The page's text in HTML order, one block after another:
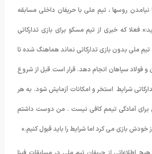
نیامدن روسها ، تیم ملی با حریفان داخلی مسابقه
فعلا که خبری از تیم مسکو برای بازی تدارکاتی
تیم ملی بدون بازی تدارکاتی نماند هماهنگ شده تا
و فولاد سپاهان انجام دهد. قرار است قبل از شروع
تدارکاتی شرایط استخر و امکانات آزمایش شود. به هر
برای آمادگی تیمم کافی نیست . من دوست داشتم
خودش بازی می کرد اما شرایط را باید قبول کنیم.»